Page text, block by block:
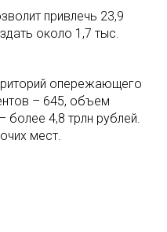
привлечь 23,9
около 1,7 тыс.
опережающего
– 645, объем
более 4,8 трлн рублей.
мест.